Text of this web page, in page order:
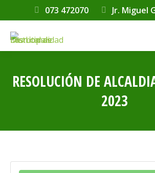
073 472070 Jr. Miguel
RESOLUCIÓN DE
2023